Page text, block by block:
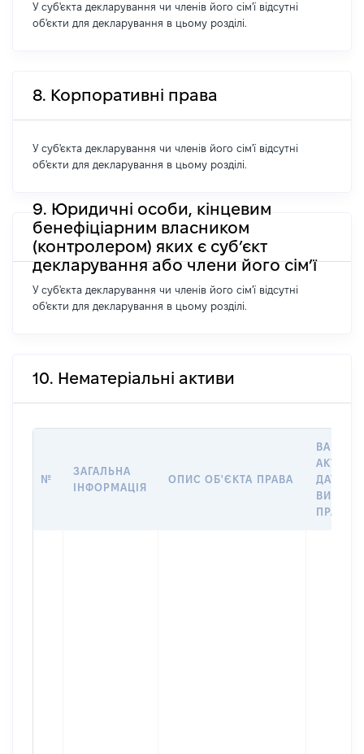
У суб'єкта декларування чи членів його сім'ї відсутні
об'єкти для декларування в цьому розділі.
8. Корпоративні права
У суб'єкта декларування чи членів його сім'ї відсутні
об'єкти для декларування в цьому розділі.
9. Юридичні особи, кінцевим
бенефіціарним власником
(контролером) яких є суб’єкт
декларування або члени його сім’ї
У суб'єкта декларування чи членів його сім'ї відсутні
об'єкти для декларування в цьому розділі.
10. Нематеріальні активи
№
ЗАГАЛЬНА
ІНФОРМАЦІЯ
ОПИС ОБ'ЄКТА ПРАВА
АКТИВУ
ДАТУ
ПРАВА